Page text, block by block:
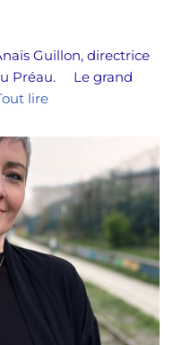
Guillon, directrice
Préau. Le grand
lire